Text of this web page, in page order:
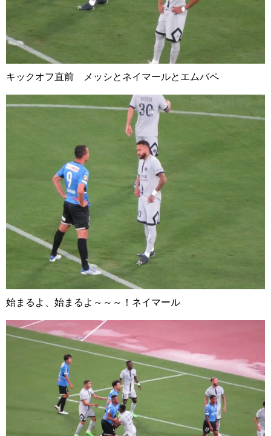
キックオフ直前 メッシとネイマールとエムバペ
始まるよ、始まるよ～～～！ネイマール